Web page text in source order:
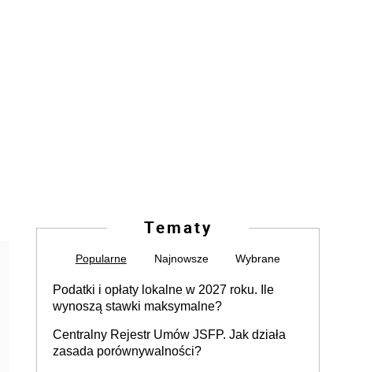
Tematy
Popularne Najnowsze Wybrane
Podatki i opłaty lokalne w 2027 roku. Ile
wynoszą stawki maksymalne?
Centralny Rejestr Umów JSFP. Jak działa
zasada porównywalności?